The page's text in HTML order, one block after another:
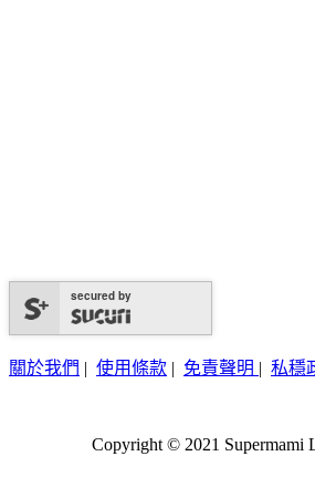
secured by
關於我們 | 使用條款 | 免責聲明 | 私穩
Copyright © 2021 Supermami